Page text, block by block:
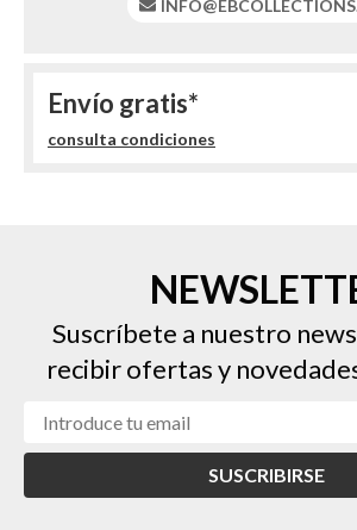
Envío gratis*
consulta condiciones
Suscríbete a nuestro
recibir ofertas y
SUSCRIBIRSE